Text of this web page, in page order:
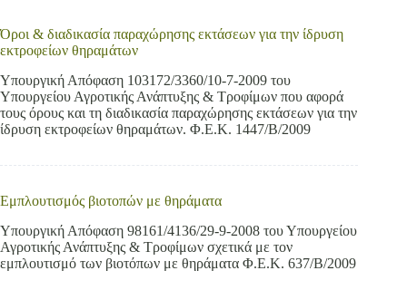
Όροι & διαδικασία παραχώρησης εκτάσεων για την ίδρυση
εκτροφείων θηραμάτων
Υπουργική Απόφαση 103172/3360/10-7-2009 του
Υπουργείου Αγροτικής Ανάπτυξης & Τροφίμων που αφορά
τους όρους και τη διαδικασία παραχώρησης εκτάσεων για την
ίδρυση εκτροφείων θηραμάτων. Φ.Ε.Κ. 1447/Β/2009
Εμπλουτισμός βιοτοπών με θηράματα
Υπουργική Απόφαση 98161/4136/29-9-2008 του Υπουργείου
Αγροτικής Ανάπτυξης & Τροφίμων σχετικά με τον
εμπλουτισμό των βιοτόπων με θηράματα Φ.Ε.Κ. 637/Β/2009